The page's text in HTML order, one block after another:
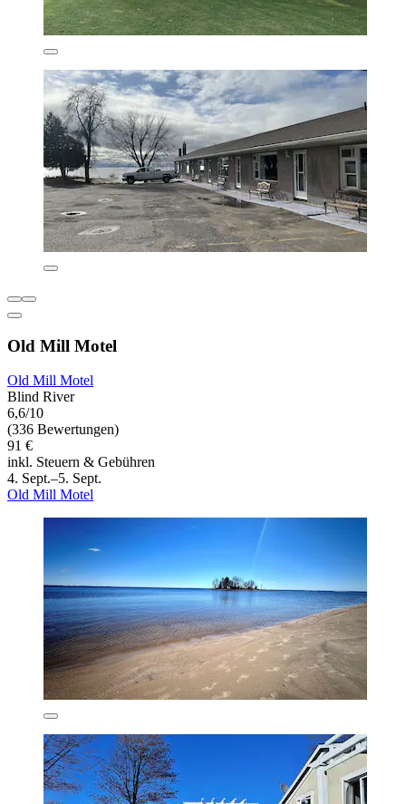
Old Mill Motel
Old Mill Motel
Blind River
6,6/10
(336 Bewertungen)
91 €
inkl. Steuern & Gebühren
4. Sept.–5. Sept.
Old Mill Motel